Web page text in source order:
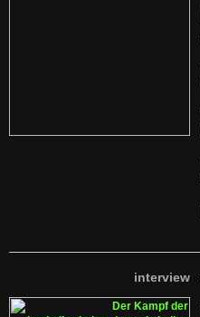
interview